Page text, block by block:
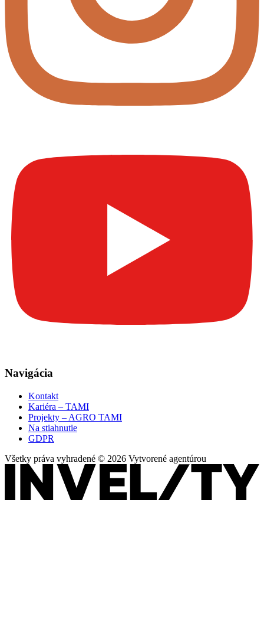
Navigácia
Kontakt
Kariéra – TAMI
Projekty – AGRO TAMI
Na stiahnutie
GDPR
Všetky práva vyhradené © 2026 Vytvorené agentúrou